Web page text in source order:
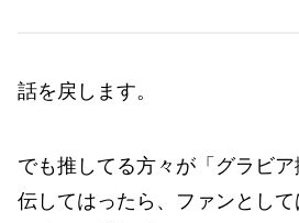
話を戻します。
でも推してる方々が「グラビ
伝してはったら、ファンとし